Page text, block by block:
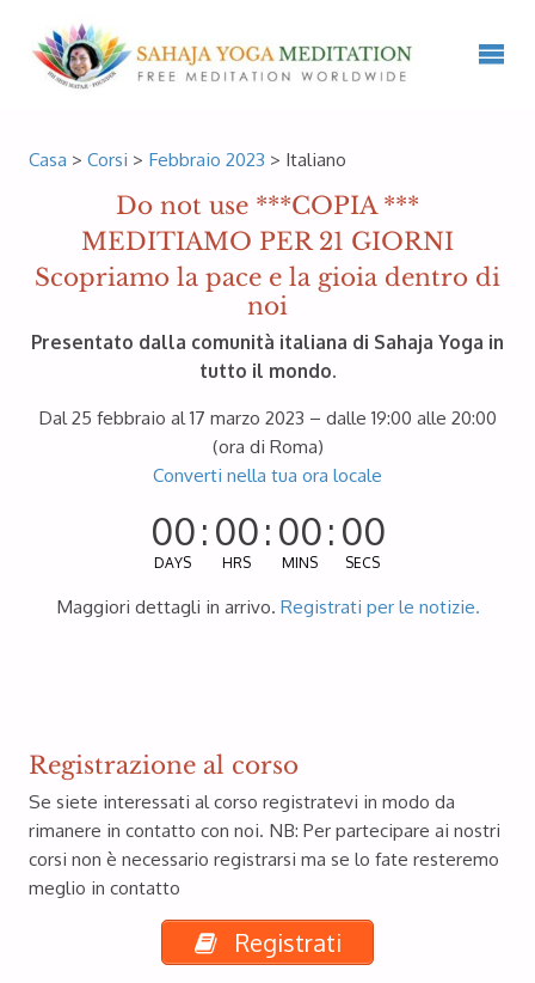
Casa > Corsi > Febbraio 2023 > Italiano
Do not use ***COPIA ***
MEDITIAMO PER 21 GIORNI
Scopriamo la pace e la gioia dentro di
noi
Presentato dalla comunità italiana di Sahaja Yoga in
tutto il mondo.
Dal 25 febbraio al 17 marzo 2023 – dalle 19:00 alle 20:00
(ora di Roma)
Converti nella tua ora locale
00
DAYS
: 00
HRS
: 00
MINS
: 00
SECS
Maggiori dettagli in arrivo. Registrati per le notizie.
Registrazione al corso
Se siete interessati al corso registratevi in ​​modo da
rimanere in contatto con noi. NB: Per partecipare ai nostri
corsi non è necessario registrarsi ma se lo fate resteremo
meglio in contatto
Registrati